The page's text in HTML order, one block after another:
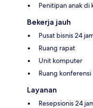
Penitipan anak di
Bekerja jauh
Pusat bisnis 24
Ruang rapat
Unit komputer
Ruang konferensi
Layanan
Resepsionis 24